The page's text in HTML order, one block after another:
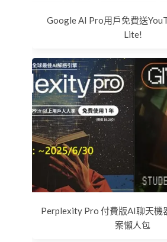
Google AI Pro用戶免費送
Lite!
Perplexity Pro 付費版AI聊天機
案懶人包